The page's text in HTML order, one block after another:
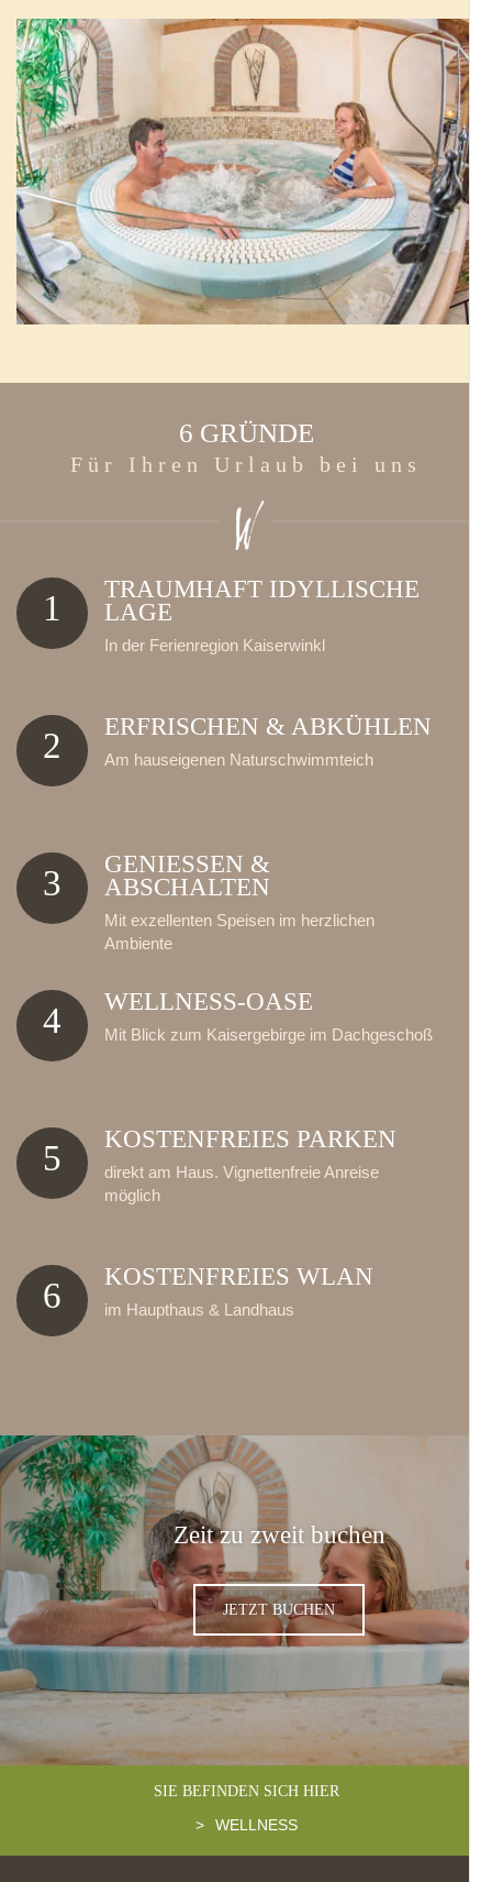
6 GRÜNDE
Für Ihren Urlaub bei uns
1
TRAUMHAFT IDYLLISCHE
LAGE
In der Ferienregion Kaiserwinkl
2 ERFRISCHEN & ABKÜHLEN
Am hauseigenen Naturschwimmteich
3
GENIESSEN & A
BSCHALTEN
Mit exzellenten Speisen im herzlichen
Ambiente
4 WELLNESS-OASE
Mit Blick zum Kaisergebirge im Dachgeschoß
5 KOSTENFREIES PARKEN
direkt am Haus. Vignettenfreie Anreise
möglich
6 KOSTENFREIES WLAN
im Haupthaus & Landhaus
Zeit zu zweit buchen
JETZT BUCHEN
SIE BEFINDEN SICH HIER
> WELLNESS